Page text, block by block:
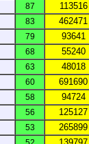
87 113516
83 462471
79 93641
68 55240
63 48018
60 691690
58 94724
56 125127
53 265899